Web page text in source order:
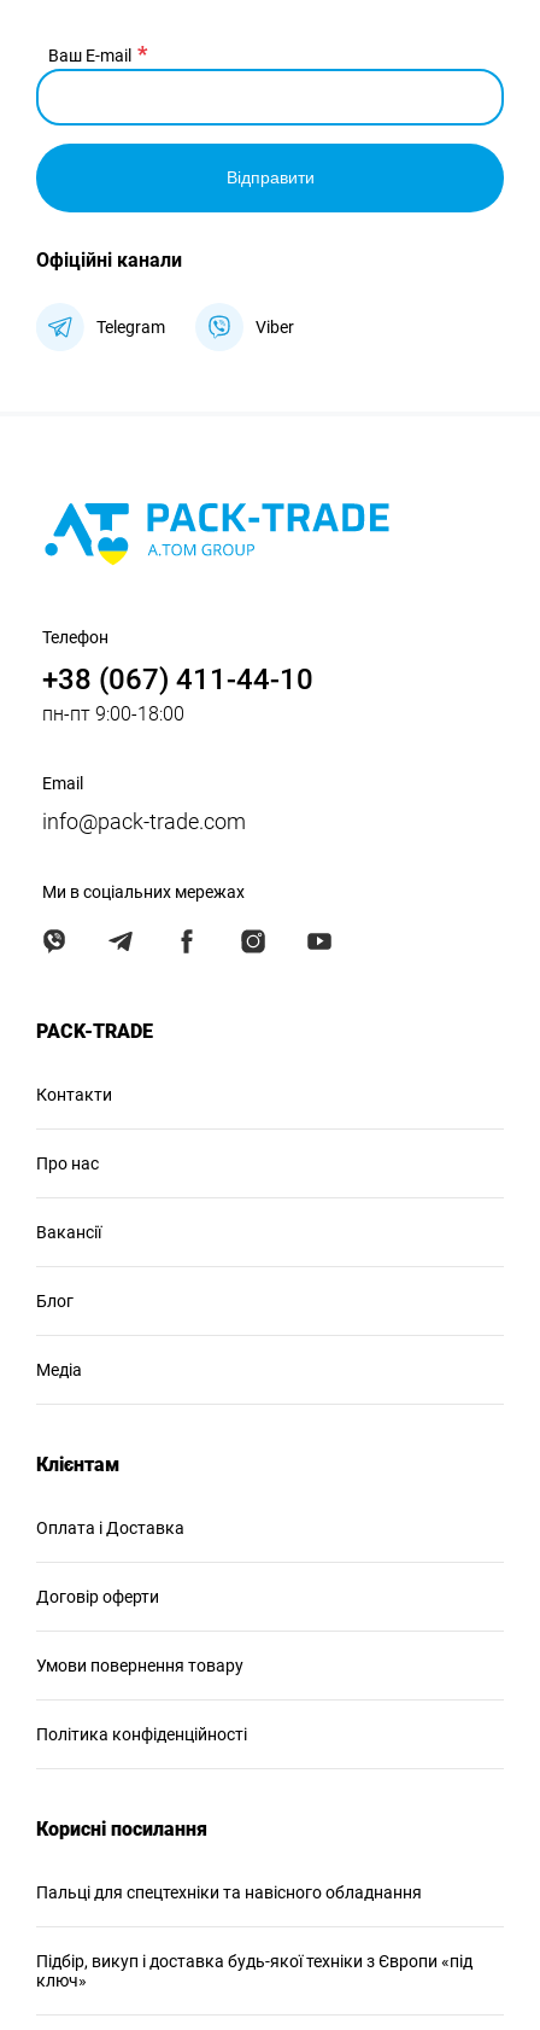
Ваш E-mail
Відправити
Офіційні канали
Telegram Viber
Телефон
+38 (067) 411-44-10
пн-пт 9:00-18:00
Email
info@pack-trade.com
Ми в соціальних мережах
PACK-TRADE
Контакти
Про нас
Вакансії
Блог
Медіа
Клієнтам
Оплата і Доставка
Договір оферти
Умови повернення товару
Політика конфіденційності
Корисні посилання
Пальці для спецтехніки та навісного обладнання
Підбір, викуп і доставка будь-якої техніки з Європи «під
ключ»